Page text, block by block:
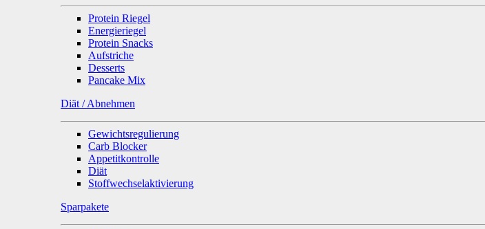
Protein Riegel
Energieriegel
Protein Snacks
Aufstriche
Desserts
Pancake Mix
Diät / Abnehmen
Gewichtsregulierung
Carb Blocker
Appetitkontrolle
Diät
Stoffwechselaktivierung
Sparpakete